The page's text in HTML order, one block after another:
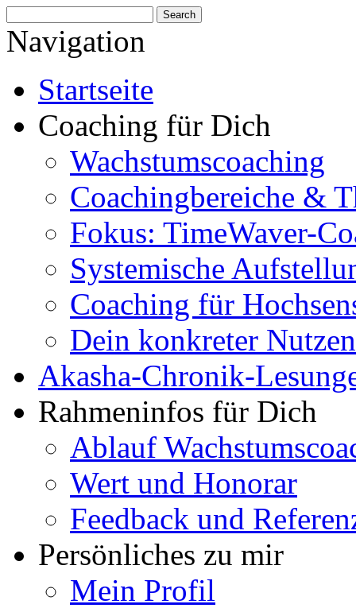
Navigation
Startseite
Coaching für Dich
Wachstumscoaching
Coachingbereiche &
Fokus: TimeWaver-
Systemische
Coaching für
Dein konkreter Nutzen
Akasha-Chronik-
Rahmeninfos für Dich
Ablauf
Wert und Honorar
Feedback und
Persönliches zu mir
Mein Profil